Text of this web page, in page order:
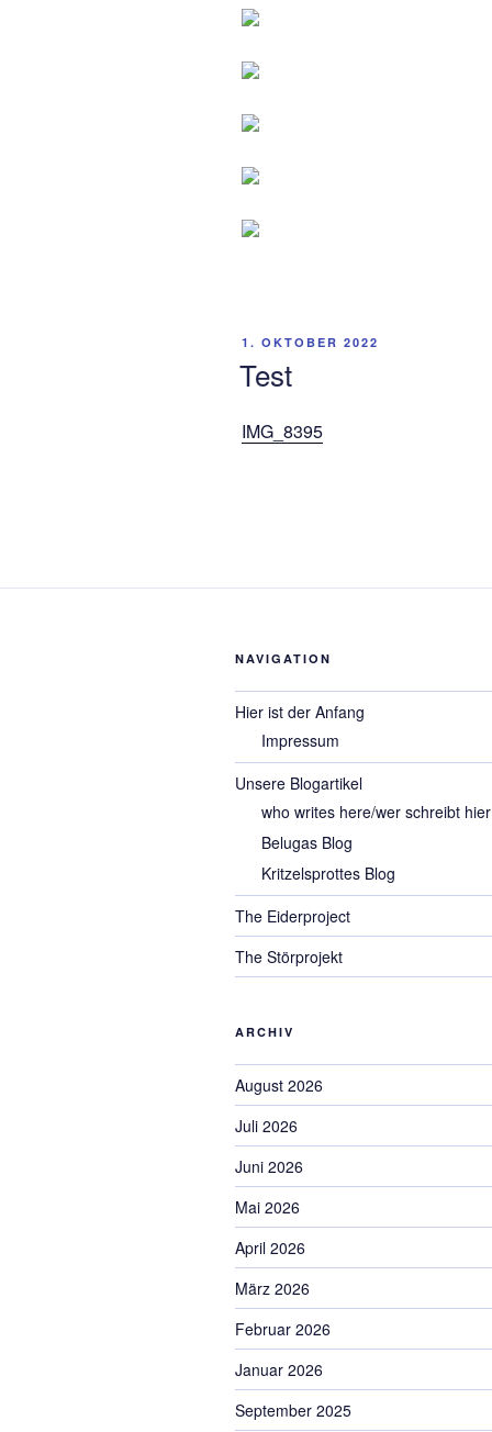
VERÖFFENTLICHT
1. OKTOBER 2022
Test
IMG_8395
NAVIGATION
Hier ist der Anfang
Impressum
Unsere Blogartikel
who writes here/wer schreibt hier
Belugas Blog
Kritzelsprottes Blog
The Eiderproject
The Störprojekt
ARCHIV
August 2026
Juli 2026
Juni 2026
Mai 2026
April 2026
März 2026
Februar 2026
Januar 2026
September 2025